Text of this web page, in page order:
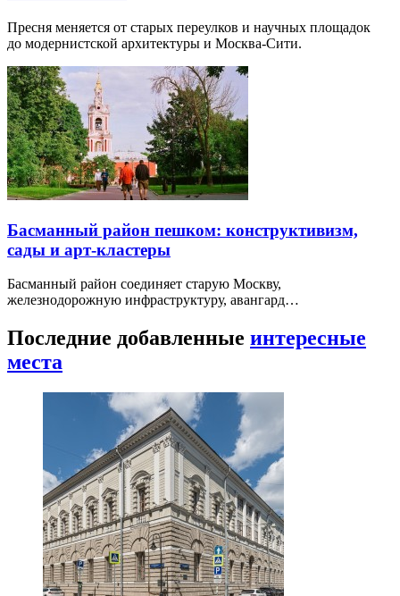
Пресня меняется от старых переулков и научных площадок
до модернистской архитектуры и Москва-Сити.
Басманный район пешком: конструктивизм,
сады и арт-кластеры
Басманный район соединяет старую Москву,
железнодорожную инфраструктуру, авангард…
Последние добавленные интересные
места